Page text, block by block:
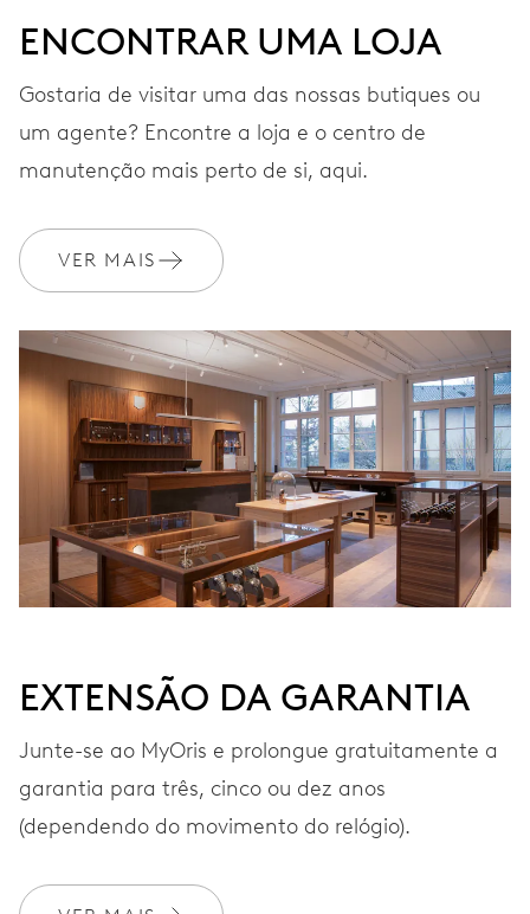
BRACELETE Aço inoxidável
Estojo especial, pulseira de
cabedal adicional,
GARANTIA 2 anos
Adira ao MyOris e obtenha uma extensão gratuita da sua
garantia para 10 anos
MYORIS
ENCONTRAR UMA LOJA
Gostaria de visitar uma das nossas butiques ou
um agente? Encontre a loja e o centro de
manutenção mais perto de si, aqui.
VER MAIS
EXTENSÃO DA GARANTIA
Junte-se ao MyOris e prolongue gratuitamente a
garantia para três, cinco ou dez anos
(dependendo do movimento do relógio).